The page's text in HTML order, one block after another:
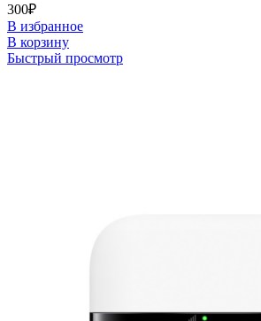
300₽
В избранное
В корзину
Быстрый просмотр